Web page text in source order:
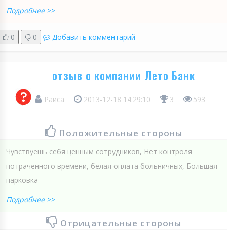
Подробнее >>
0 0 Добавить комментарий
отзыв о компании Лето Банк
Раиса 2013-12-18 14:29:10 3 593
Положительные стороны
Чувствуешь себя ценным сотрудников, Нет контроля
потраченного времени, белая оплата больничных, Большая
парковка
Подробнее >>
Отрицательные стороны